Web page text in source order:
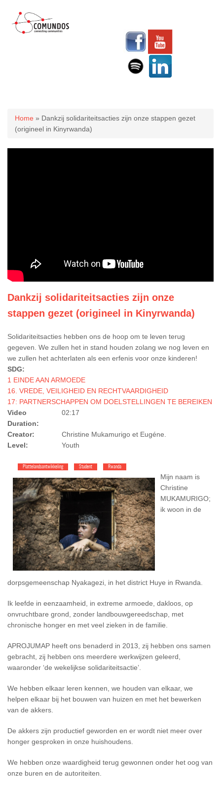
U bent hier
Home » Dankzij solidariteitsacties zijn onze stappen gezet
(origineel in Kinyrwanda)
Dankzij solidariteitsacties zijn onze
stappen gezet (origineel in Kinyrwanda)
Solidariteitsacties hebben ons de hoop om te leven terug
gegeven. We zullen het in stand houden zolang we nog leven en
we zullen het achterlaten als een erfenis voor onze kinderen!
SDG:
1 EINDE AAN ARMOEDE
16. VREDE, VEILIGHEID EN RECHTVAARDIGHEID
17: PARTNERSCHAPPEN OM DOELSTELLINGEN TE BEREIKEN
Video
Duration:
02:17
Creator:
Christine Mukamurigo et Eugéne.
Level:
Youth
Plattelandsontwikkeling Student Rwanda
Mijn naam is
Christine
MUKAMURIGO;
ik woon in de
dorpsgemeenschap Nyakagezi, in het district Huye in Rwanda.
Ik leefde in eenzaamheid, in extreme armoede, dakloos, op
onvruchtbare grond, zonder landbouwgereedschap, met
chronische honger en met veel zieken in de familie.
APROJUMAP heeft ons benaderd in 2013, zij hebben ons samen
gebracht, zij hebben ons meerdere werkwijzen geleerd,
waaronder ‘de wekelijkse solidariteitsactie’.
We hebben elkaar leren kennen, we houden van elkaar, we
helpen elkaar bij het bouwen van huizen en met het bewerken
van de akkers.
De akkers zijn productief geworden en er wordt niet meer over
honger gesproken in onze huishoudens.
We hebben onze waardigheid terug gewonnen onder het oog van
onze buren en de autoriteiten.